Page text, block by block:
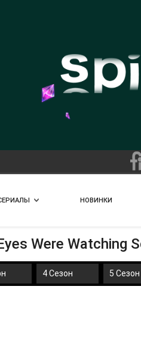
НОВИНКИ
Were Watching
4 Сезон 5 Сезон